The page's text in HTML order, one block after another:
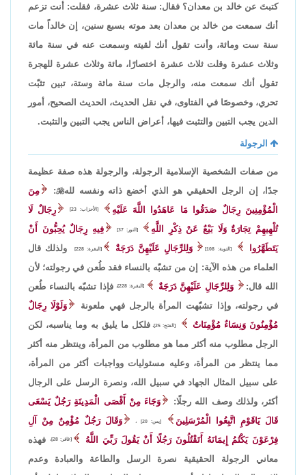
كتبتَ عن خالد بن معدان؟ فقال: سنة ثلاث عشرة، فقلت: أنت تزعم
أنك سمعت من خالد بن معدان بعد موته بسبع سنين، إن خالداً مات
سنة ست ومائة، وأنت تقول أنك لقيته وسمعت عنه في سنة مائة
وثلاث عشرة وقلت ثلاث عشرة اختصارًا، مائة وثلاث عشرة للهجرة
تقول أنك سمعت منه، والرجل مات سنة مائة وستة، تبين تثبّت
تحري، وخصوصًا في الفتاوى، في نقل الحديث، الحديث الصحيح، أمور
الدين يجب التبين والتثبت فيها، أعراض الناس يجب التبين والتثبت.
الرجولة
من صفات الشخصية الإسلامية الرجولة، والرجولة هذه صفة عظيمة
جدًا، إن الرجل الحقيقي هو الذي أخضع ذاته ونفسه لله
:
مِنَ
الْمُؤْمِنِينَ رِجَالٌ صَدَقُوا مَا عَاهَدُوا اللَّهَ عَلَيْهِ
[الأحزاب: 23]
رِجَالٌ لَا
تُلْهِيهِمْ تِجَارَةٌ وَلَا بَيْعٌ عَنْ ذِكْرِ اللَّهِ
[النور: 37]
فِيهِ رِجَالٌ يُحِبُّونَ أَنْ
يَتَطَهَّرُوا
[التوبة: 108] وَلِلرِّجَالِ عَلَيْهِنَّ دَرَجَةٌ [البقرة: 228]
ولذلك قال
العلماء من هذه الآية: إن من تشبّه بالنساء فقد طُعن في رجولته؛ لأن
الله قال:
وَلِلرِّجَالِ عَلَيْهِنَّ دَرَجَةٌ [البقرة: 228]،
فإذا تشبّه بالنساء طُعن
في رجولته، وإذا تشبّهت المرأة بالرجل فهي ملعونة
وَلَوْلَا رِجَالٌ
مُؤْمِنُونَ وَنِسَاءٌ مُؤْمِنَاتٌ
[الفتح: 25]،
فلكل ما يليق به وما يناسبه، لكن
الرجل مطلوب منه أكثر مما هو مطلوب من المرأة، وينتظر منه أكثر
مما ينتظر من المرأة، وعليه مسئوليات وواجبات أكثر من المرأة،
على سبيل المثال الجهاد في سبيل الله، ونصرة الرسل على الرجال
أكثر، ولذلك وصف الله رجلًا:
وَجَاءَ مِنْ أَقْصَى الْمَدِينَةِ رَجُلٌ يَسْعَى
قَالَ يَاقَوْمِ اتَّبِعُوا الْمُرْسَلِينَ
[يس: 20] ،
وَقَالَ رَجُلٌ مُؤْمِنٌ مِنْ آلِ
فِرْعَوْنَ يَكْتُمُ إِيمَانَهُ أَتَقْتُلُونَ رَجُلًا أَنْ يَقُولَ رَبِّيَ اللَّهُ
[غافر: 28]،
فهذه
معاني الرجولة الحقيقية نصرة الرسل والطاعة والعبادة وعدم